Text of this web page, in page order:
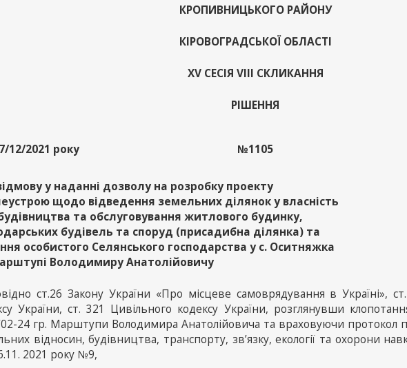
КРОПИВНИЦЬКОГО РАЙОНУ
КІРОВОГРАДСЬКОЇ ОБЛАСТІ
ХV СЕСІЯ VІІІ СКЛИКАННЯ
РІШЕННЯ
12/2021 року №1105
у наданні дозволу на розробку проекту
щодо відведення земельних ділянок у власність
та обслуговування житлового будинку,
будівель та споруд (присадибна ділянка) та
особистого Селянського господарства у с. Оситняжка
Володимиру Анатолійовичу
ст.26 Закону України «Про місцеве самоврядування в Україні»,
України, ст. 321 Цивільного кодексу України, розглянувши
24 гр. Марштупи Володимира Анатолійовича та враховуючи протокол
відносин, будівництва, транспорту, зв’язку, екології та охорони
2021 року №9,